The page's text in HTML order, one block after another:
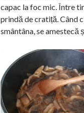
capac la foc mic. Între
prindă de cratiță. Când
smântâna, se amestecă